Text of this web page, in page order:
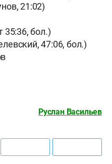
21:02)
35:36, бол.)
47:06, бол.)
Руслан Васильев